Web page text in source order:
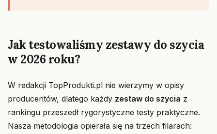
Jak testowaliśmy zestawy do szycia
w 2026 roku?
W redakcji TopProdukti.pl nie wierzymy w opisy
producentów, dlatego każdy zestaw do szycia z
rankingu przeszedł rygorystyczne testy praktyczne.
Nasza metodologia opierała się na trzech filarach: